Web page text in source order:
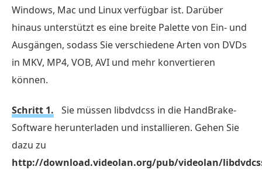
Windows, Mac und Linux verfügbar ist. Darüber
hinaus unterstützt es eine breite Palette von Ein- und
Ausgängen, sodass Sie verschiedene Arten von DVDs
in MKV, MP4, VOB, AVI und mehr konvertieren
können.
Schritt 1.
Sie müssen libdvdcss in die HandBrake-
Software herunterladen und installieren. Gehen Sie
dazu zu
http://download.videolan.org/pub/videolan/